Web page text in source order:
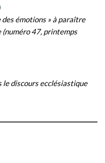
émotions » à paraître
(numéro 47, printemps
le discours ecclésiastique